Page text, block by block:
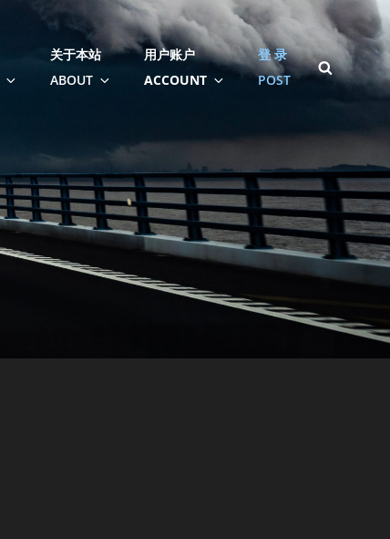
关于本站
ABOUT
用户账户
ACCOUNT
登 录
POST
SEARCH